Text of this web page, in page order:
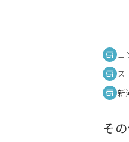
コ
ス
新
そ